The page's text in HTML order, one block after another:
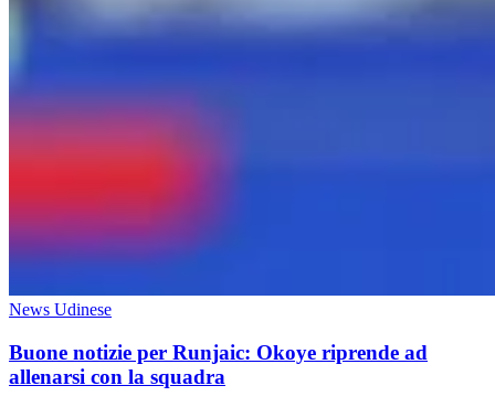
News Udinese
Buone notizie per Runjaic: Okoye riprende ad
allenarsi con la squadra